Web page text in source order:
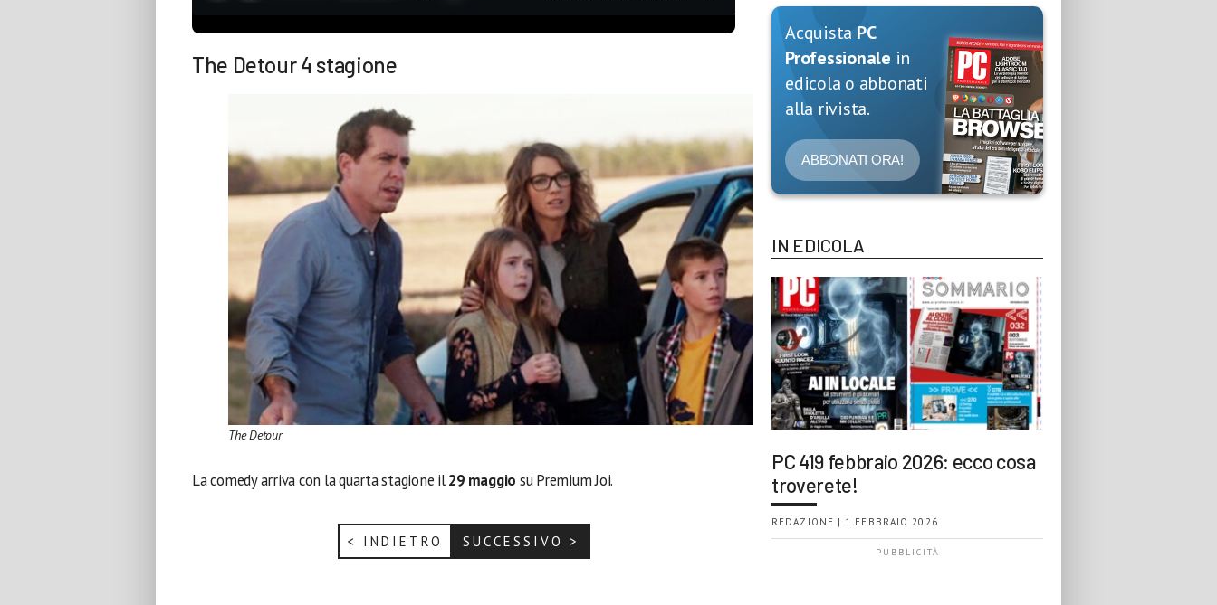
The Detour 4 stagione
The Detour
La comedy arriva con la quarta stagione il29 maggio su Premium Joi.
< INDIETRO SUCCESSIVO >
Acquista PC
Professionale in
edicola o abbonati
alla rivista.
ABBONATI ORA!
IN EDICOLA
PC 419 febbraio 2026: ecco cosa
troverete!
REDAZIONE | 1 FEBBRAIO 2026